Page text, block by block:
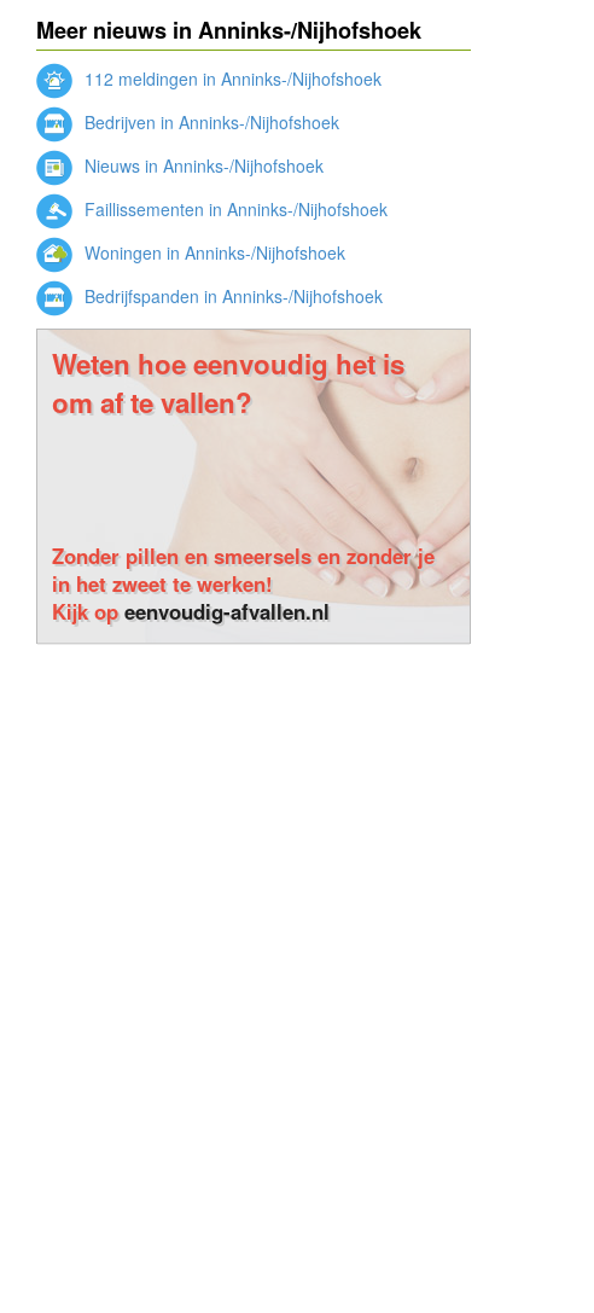
Meer nieuws in Anninks-/Nijhofshoek
112 meldingen in Anninks-/Nijhofshoek
Bedrijven in Anninks-/Nijhofshoek
Nieuws in Anninks-/Nijhofshoek
Faillissementen in Anninks-/Nijhofshoek
Woningen in Anninks-/Nijhofshoek
Bedrijfspanden in Anninks-/Nijhofshoek
Weten hoe eenvoudig het is
om af te vallen?
Zonder pillen en smeersels en zonder je
in het zweet te werken!
Kijk opeenvoudig-afvallen.nl